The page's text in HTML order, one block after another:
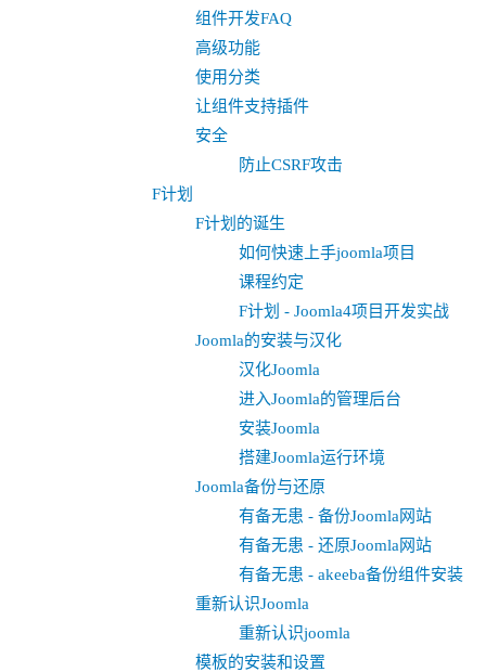
组件开发FAQ
高级功能
使用分类
让组件支持插件
安全
防止CSRF攻击
F计划
F计划的诞生
如何快速上手joomla项目
课程约定
F计划 - Joomla4项目开发实战
Joomla的安装与汉化
汉化Joomla
进入Joomla的管理后台
安装Joomla
搭建Joomla运行环境
Joomla备份与还原
有备无患 - 备份Joomla网站
有备无患 - 还原Joomla网站
有备无患 - akeeba备份组件安装
重新认识Joomla
重新认识joomla
模板的安装和设置